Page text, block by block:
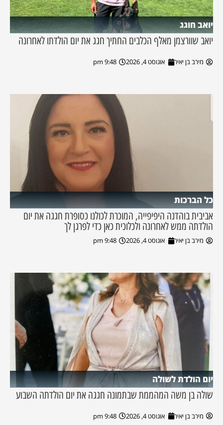
יואב חוגג
יואב שוורצמן מאלף הכלבים החתיך חגג את יום הולדתו לאחרונה
מירב בן יאיר אוגוסט 4, 2026 9:48 pm
כל הברכות
אביבית בוהדנה היפיפייה, המוכרת לכולנו כסופרת חגגה את יום
הולדתה ממש לאחרונה ולכלוכית כאן כדי לפרגן לך
מירב בן יאיר אוגוסט 4, 2026 9:48 pm
יום הולדת לשולה
שולה בן משה המהממת שבתמונה חגגה את יום הולדתה השבוע
מירב בן יאיר אוגוסט 4, 2026 9:48 pm